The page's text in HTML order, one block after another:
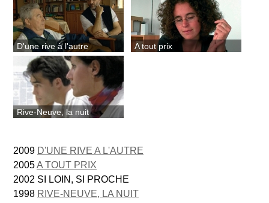
D'une rive à l'autre A tout prix
Rive-Neuve, la nuit
2009 D'UNE RIVE A L'AUTRE
2005A TOUT PRIX
2002 SI LOIN, SI PROCHE
1998 RIVE-NEUVE, LA NUIT